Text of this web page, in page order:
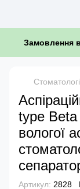
Замовлення
type
вологої
Артикул: 2828